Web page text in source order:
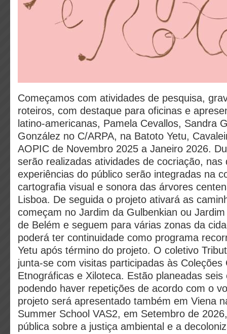
Começamos com atividades de pesquisa,
roteiros, com destaque para oficinas e
latino-americanas, Pamela Cevallos, Sandra
González no C/ARPA, na Batoto Yetu,
AOPIC de Novembro 2025 a Janeiro 2026.
serão realizadas atividades de cocriação, nas
experiências do público serão integradas na
cartografia visual e sonora das árvores
Lisboa. De seguida o projeto ativará as
começam no Jardim da Gulbenkian ou
de Belém e seguem para várias zonas da
poderá ter continuidade como programa
Yetu após término do projeto. O coletivo
junta-se com visitas participadas às Coleções
Etnográficas e Xiloteca. Estão planeadas seis
podendo haver repetições de acordo com o
projeto será apresentado também em Viena
Summer School VAS2, em Setembro de
pública sobre a justiça ambiental e a